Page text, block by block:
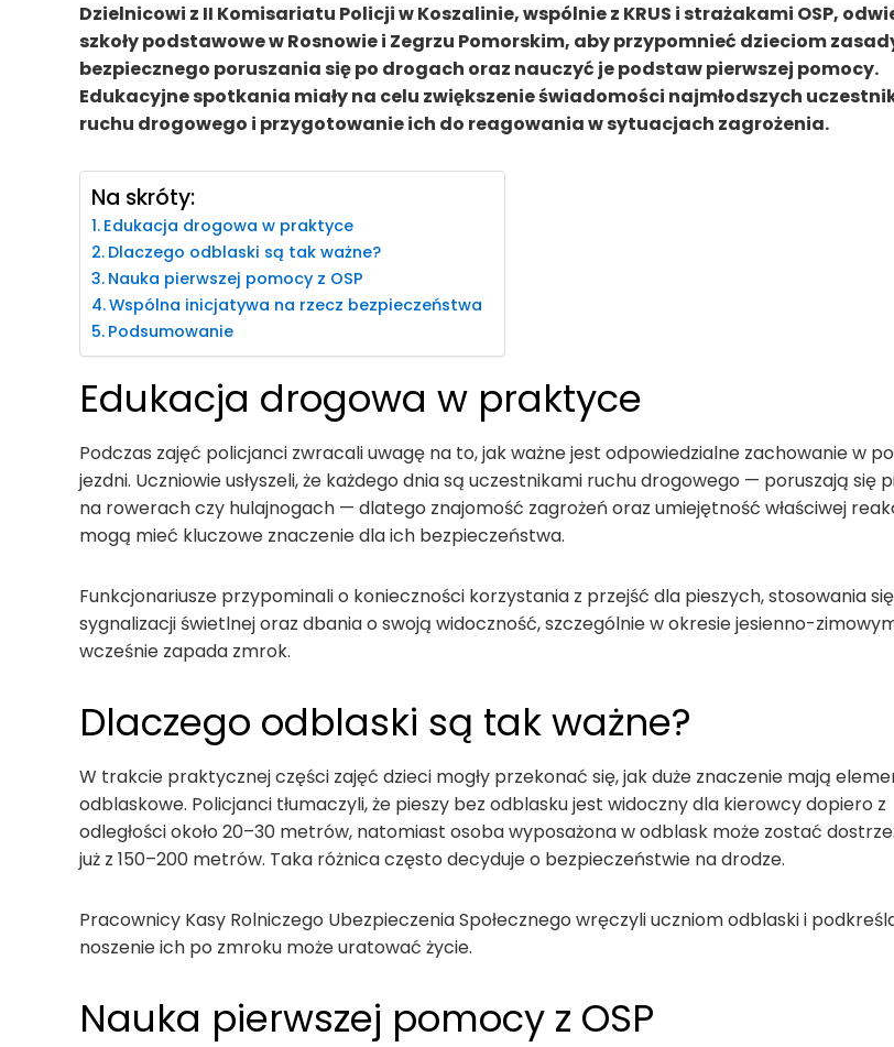
Dzielnicowi z II Komisariatu Policji w Koszalinie, wspólnie z KRUS i strażakami OSP,
szkoły podstawowe w Rosnowie i Zegrzu Pomorskim, aby przypomnieć dzieciom
bezpiecznego poruszania się po drogach oraz nauczyć je podstaw pierwszej pomocy.
Edukacyjne spotkania miały na celu zwiększenie świadomości najmłodszych
ruchu drogowego i przygotowanie ich do reagowania w sytuacjach zagrożenia.
Na skróty:
Edukacja drogowa w praktyce
Dlaczego odblaski są tak ważne?
Nauka pierwszej pomocy z OSP
Wspólna inicjatywa na rzecz bezpieczeństwa
Podsumowanie
Edukacja drogowa w praktyce
Podczas zajęć policjanci zwracali uwagę na to, jak ważne jest odpowiedzialne zachowanie w
jezdni. Uczniowie usłyszeli, że każdego dnia są uczestnikami ruchu drogowego — poruszają się
na rowerach czy hulajnogach — dlatego znajomość zagrożeń oraz umiejętność właściwej
mogą mieć kluczowe znaczenie dla ich bezpieczeństwa.
Funkcjonariusze przypominali o konieczności korzystania z przejść dla pieszych, stosowania
sygnalizacji świetlnej oraz dbania o swoją widoczność, szczególnie w okresie jesienno-
wcześnie zapada zmrok.
Dlaczego odblaski są tak ważne?
W trakcie praktycznej części zajęć dzieci mogły przekonać się, jak duże znaczenie mają
odblaskowe. Policjanci tłumaczyli, że pieszy bez odblasku jest widoczny dla kierowcy dopiero z
odległości około 20–30 metrów, natomiast osoba wyposażona w odblask może zostać
już z 150–200 metrów. Taka różnica często decyduje o bezpieczeństwie na drodze.
Pracownicy Kasy Rolniczego Ubezpieczenia Społecznego wręczyli uczniom odblaski i
noszenie ich po zmroku może uratować życie.
Nauka pierwszej pomocy z OSP